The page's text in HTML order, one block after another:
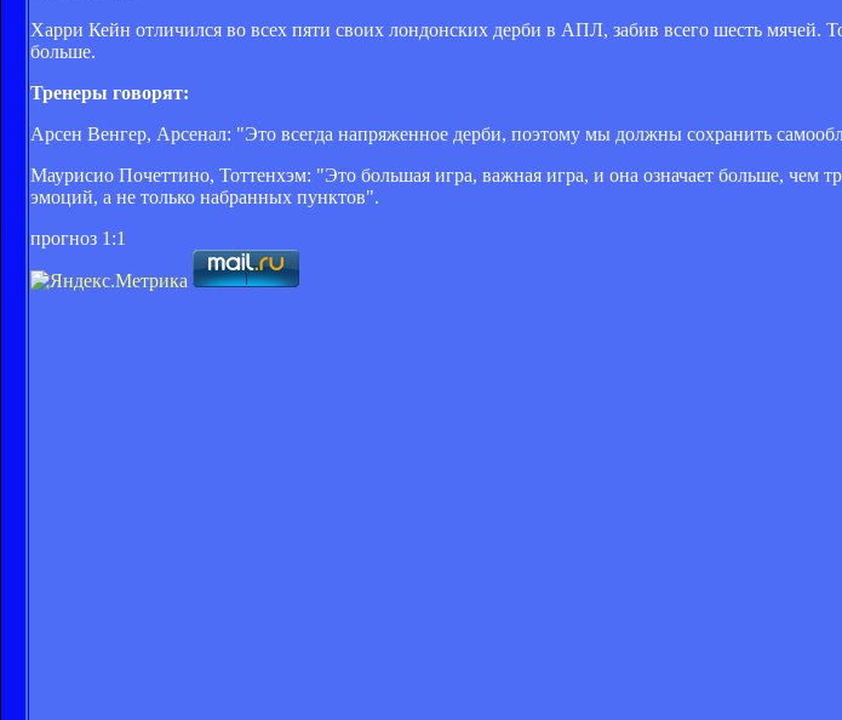
Харри Кейн отличился во всех пяти своих лондонских дерби в АПЛ, забив всего шесть мячей.
больше.
Тренеры говорят:
Арсен Венгер, Арсенал: "Это всегда напряженное дерби, поэтому мы должны сохранить
Маурисио Почеттино, Тоттенхэм: "Это большая игра, важная игра, и она означает больше, чем
эмоций, а не только набранных пунктов".
прогноз 1:1